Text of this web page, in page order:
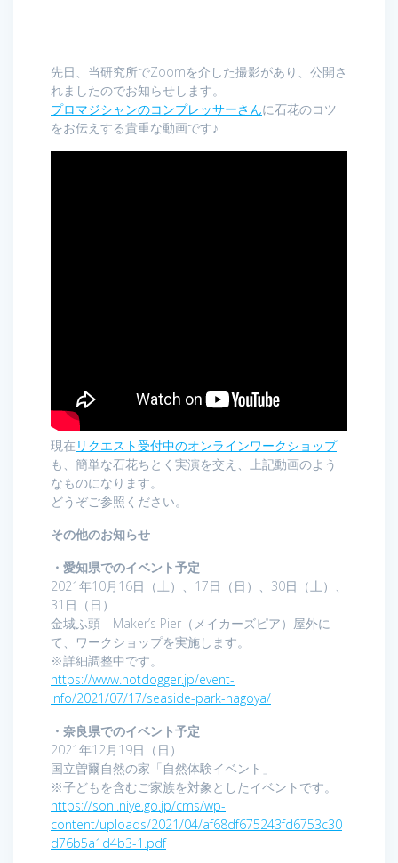
先日、当研究所でZoomを介した撮影があり、公開さ
れましたのでお知らせします。
プロマジシャンのコンプレッサーさんに石花のコツ
をお伝えする貴重な動画です♪
現在 リクエスト受付中のオンラインワークショップ
も、簡単な石花ちとく実演を交え、上記動画のよう
なものになります。
どうぞご参照ください。
その他のお知らせ
・愛知県でのイベント予定
2021年10月16日（土）、17日（日）、30日（土）、
31日（日）
金城ふ頭 Maker’s Pier（メイカーズピア）屋外に
て、ワークショップを実施します。
※詳細調整中です。
https://www.hotdogger.jp/event-
info/2021/07/17/seaside-park-nagoya/
・奈良県でのイベント予定
2021年12月19日（日）
国立曽爾自然の家「自然体験イベント」
※子どもを含むご家族を対象としたイベントです。
https://soni.niye.go.jp/cms/wp-
content/uploads/2021/04/af68df675243fd6753c30
d76b5a1d4b3-1.pdf